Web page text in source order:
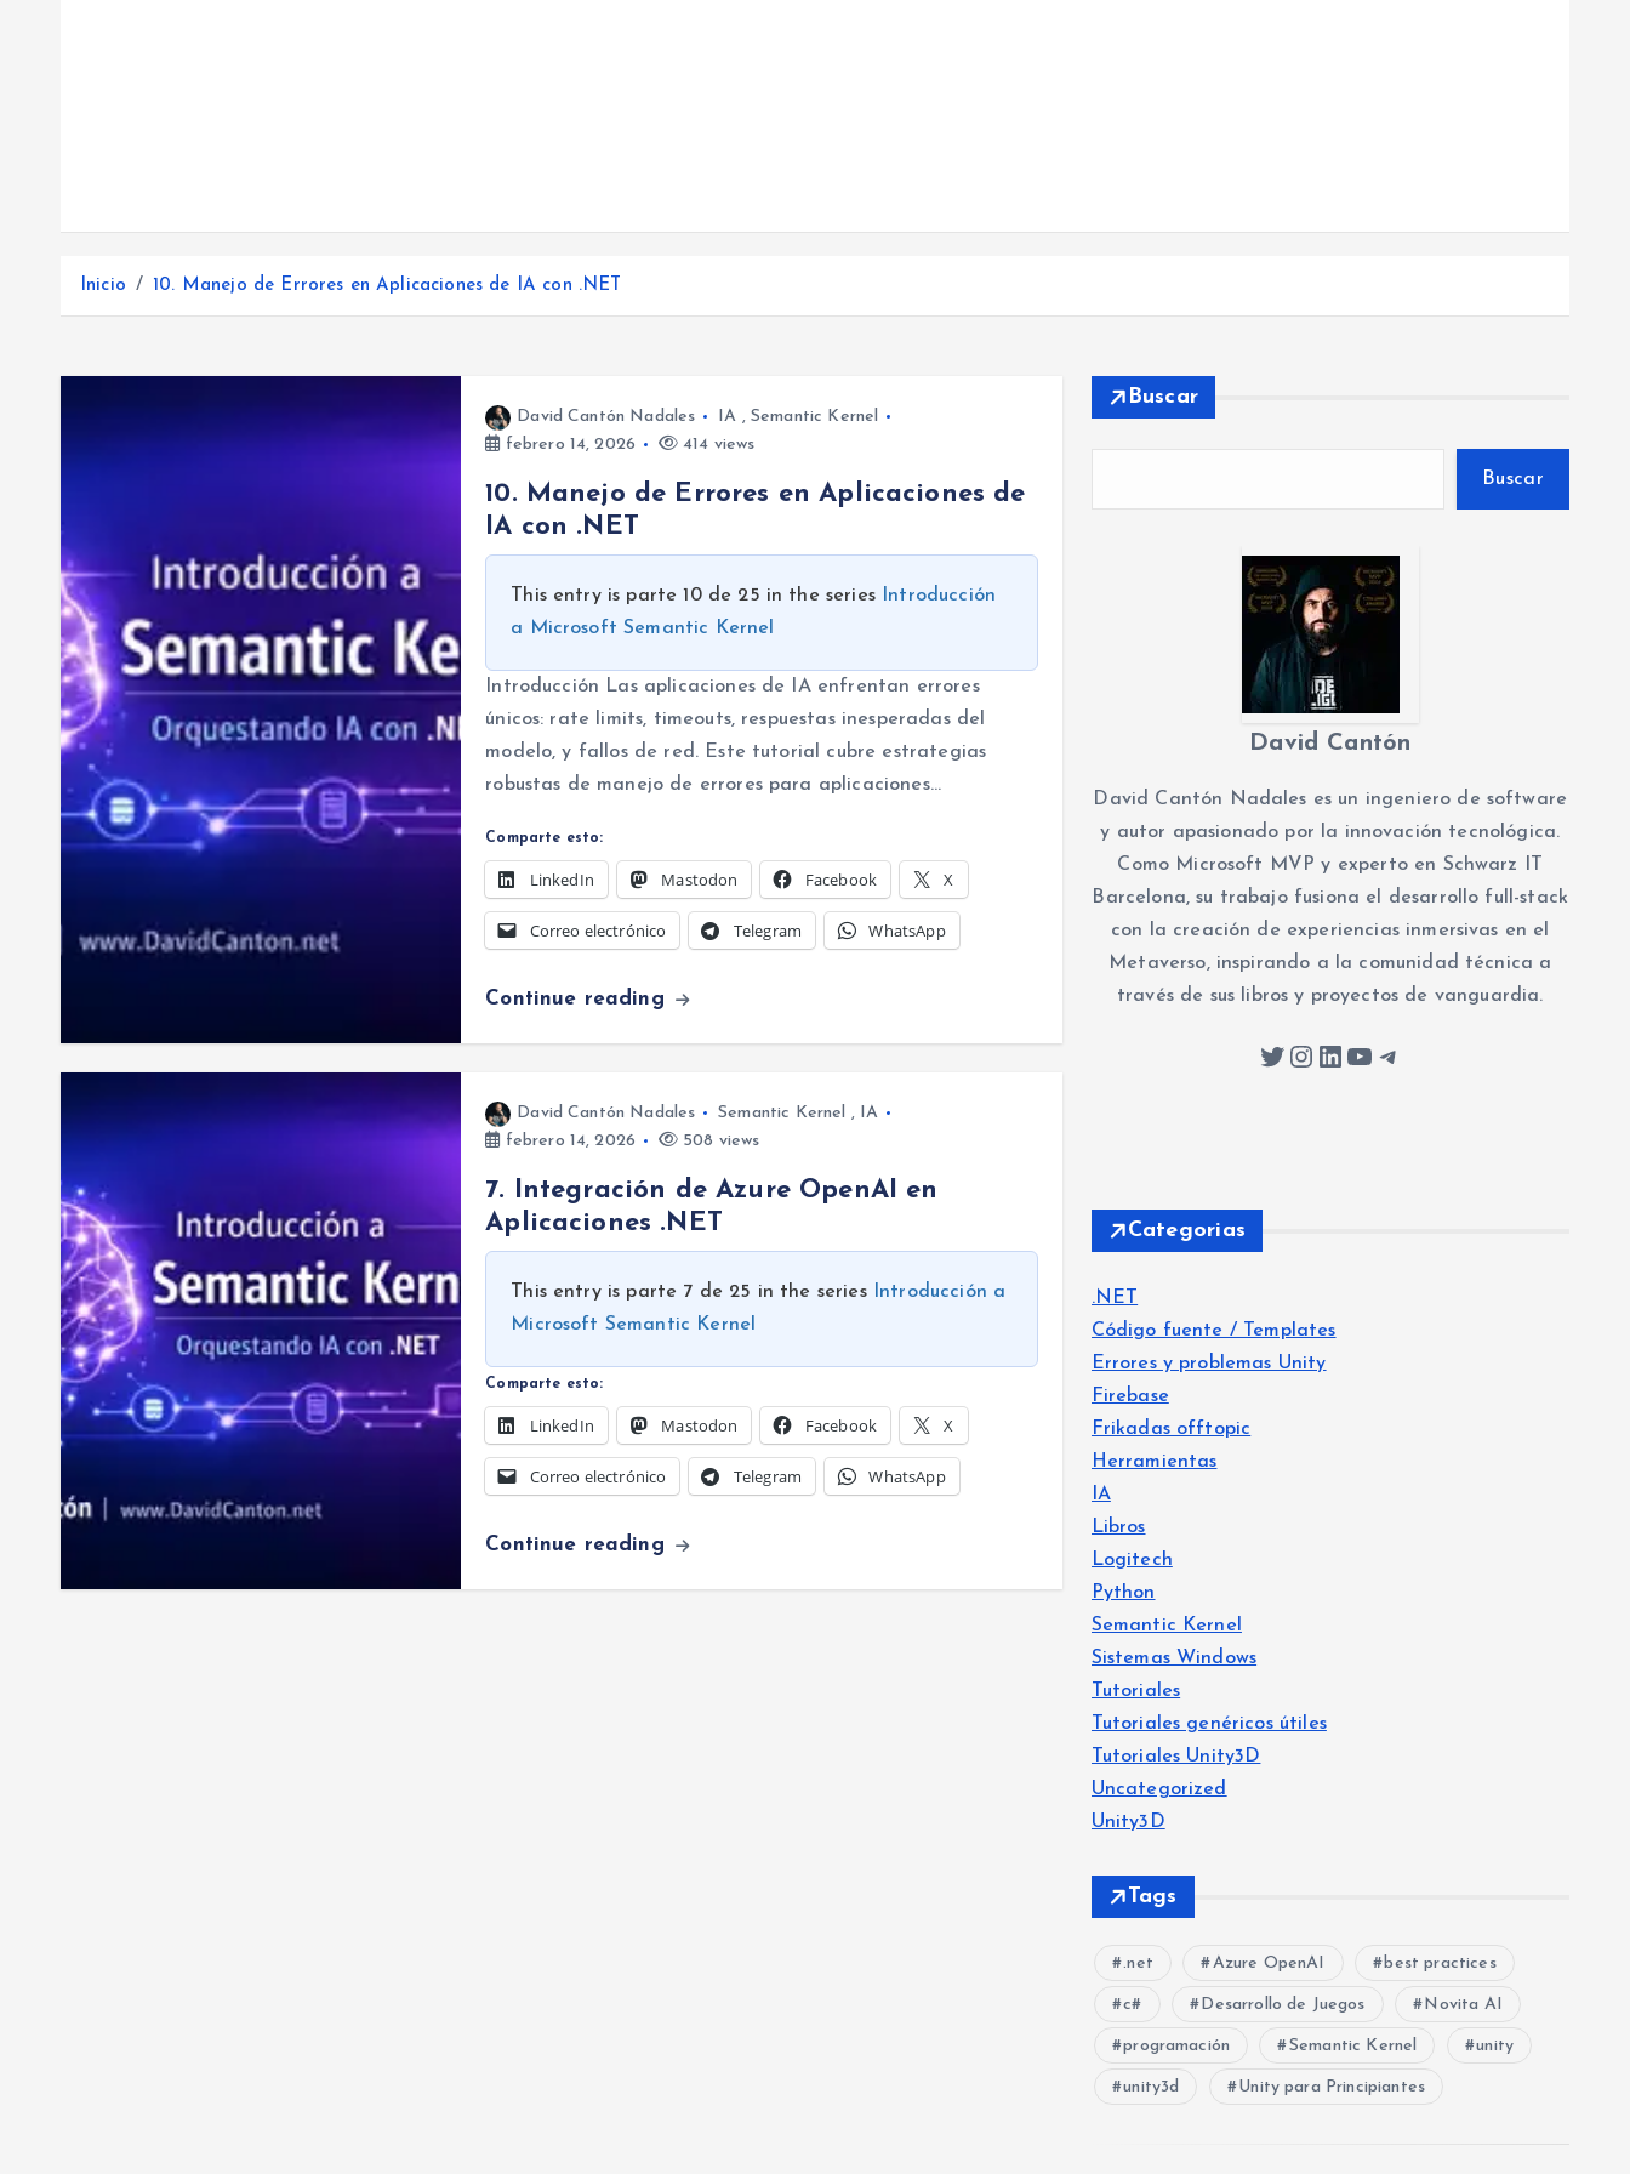
Inicio 10. Manejo de Errores en Aplicaciones de IA con .NET
David Cantón Nadales IA , Semantic Kernel
febrero 14, 2026
414 views
10. Manejo de Errores en Aplicaciones de
IA con .NET
This entry is parte 10 de 25 in the series
Introducción
a Microsoft Semantic Kernel
Introducción Las aplicaciones de IA enfrentan errores
únicos: rate limits, timeouts, respuestas inesperadas del
modelo, y fallos de red. Este tutorial cubre estrategias
robustas de manejo de errores para aplicaciones…
Comparte esto:
LinkedIn Mastodon Facebook X
Correo electrónico Telegram WhatsApp
Continue reading
David Cantón Nadales Semantic Kernel , IA
febrero 14, 2026
508 views
7. Integración de Azure OpenAI en
Aplicaciones .NET
This entry is parte 7 de 25 in the series
Introducción a
Microsoft Semantic Kernel
Comparte esto:
LinkedIn Mastodon Facebook X
Correo electrónico Telegram WhatsApp
Continue reading
Buscar
Buscar
David Cantón
David Cantón Nadales es un ingeniero de software
y autor apasionado por la innovación tecnológica.
Como Microsoft MVP y experto en Schwarz IT
Barcelona, su trabajo fusiona el desarrollo full-stack
con la creación de experiencias inmersivas en el
Metaverso, inspirando a la comunidad técnica a
través de sus libros y proyectos de vanguardia.
Twitter Instagram LinkedIn YouTube Telegram
Categorias
.NET
Código fuente / Templates
Errores y problemas Unity
Firebase
Frikadas offtopic
Herramientas
IA
Libros
Logitech
Python
Semantic Kernel
Sistemas Windows
Tutoriales
Tutoriales genéricos útiles
Tutoriales Unity3D
Uncategorized
Unity3D
Tags
.net Azure OpenAI best practices
c# Desarrollo de Juegos Novita AI
programación Semantic Kernel unity
unity3d Unity para Principiantes